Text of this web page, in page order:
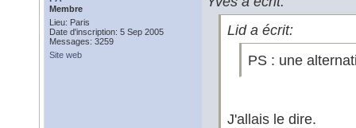
Membre
Lieu: Paris
Date d'inscription: 5 Sep 2005
Messages: 3259
Site web
Lid a écrit:
PS : une
J'allais le dire.